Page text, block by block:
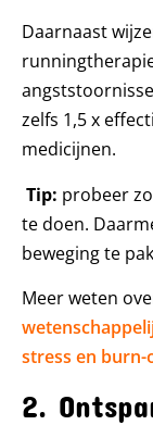
Daarnaast
zelfs 1,5 x
medicijnen.
Tip: probeer
te doen.
beweging te
Meer weten
stress en burn-
2.